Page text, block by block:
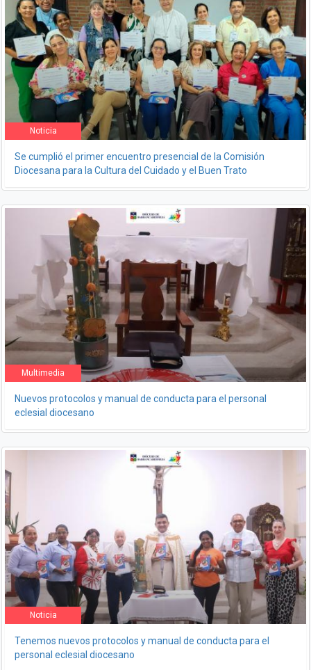
Noticia
Se cumplió el primer encuentro presencial de la Comisión
Diocesana para la Cultura del Cuidado y el Buen Trato
Multimedia
Nuevos protocolos y manual de conducta para el personal
eclesial diocesano
Noticia
Tenemos nuevos protocolos y manual de conducta para el
personal eclesial diocesano